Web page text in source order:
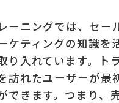
ーニングでは、セー
ケティングの知識を
り入れています。
ト
訪れたユーザーが最
できます。 つまり、